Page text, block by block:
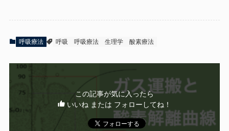
呼吸療法 呼吸 呼吸療法 生理学 酸素療法
この記事が気に入ったら
いいね または フォローしてね！